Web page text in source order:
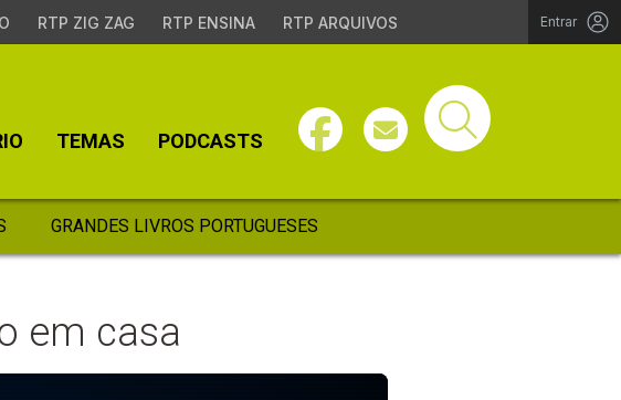
RTP ZIG ZAG RTP ENSINA RTP ARQUIVOS Entrar
TEMAS PODCASTS
GRANDES LIVROS PORTUGUESES
em casa